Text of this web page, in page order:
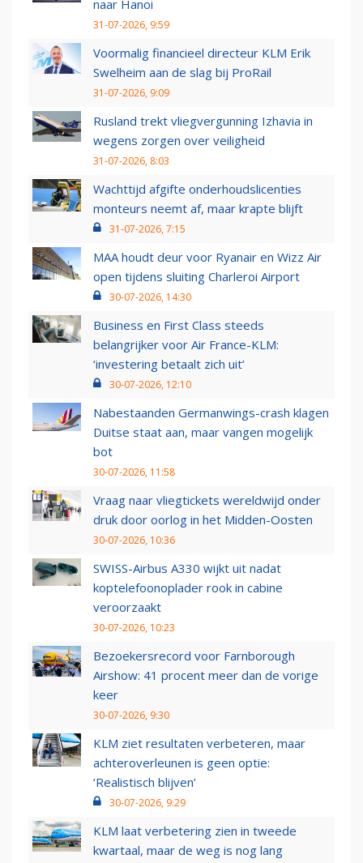
naar Hanoi
31-07-2026, 9:59
Voormalig financieel directeur KLM Erik
Swelheim aan de slag bij ProRail
31-07-2026, 9:09
Rusland trekt vliegvergunning Izhavia in
wegens zorgen over veiligheid
31-07-2026, 8:03
Wachttijd afgifte onderhoudslicenties
monteurs neemt af, maar krapte blijft
31-07-2026, 7:15
MAA houdt deur voor Ryanair en Wizz Air
open tijdens sluiting Charleroi Airport
30-07-2026, 14:30
Business en First Class steeds
belangrijker voor Air France-KLM:
‘investering betaalt zich uit’
30-07-2026, 12:10
Nabestaanden Germanwings-crash klagen
Duitse staat aan, maar vangen mogelijk
bot
30-07-2026, 11:58
Vraag naar vliegtickets wereldwijd onder
druk door oorlog in het Midden-Oosten
30-07-2026, 10:36
SWISS-Airbus A330 wijkt uit nadat
koptelefoonoplader rook in cabine
veroorzaakt
30-07-2026, 10:23
Bezoekersrecord voor Farnborough
Airshow: 41 procent meer dan de vorige
keer
30-07-2026, 9:30
KLM ziet resultaten verbeteren, maar
achteroverleunen is geen optie:
‘Realistisch blijven’
30-07-2026, 9:29
KLM laat verbetering zien in tweede
kwartaal, maar de weg is nog lang